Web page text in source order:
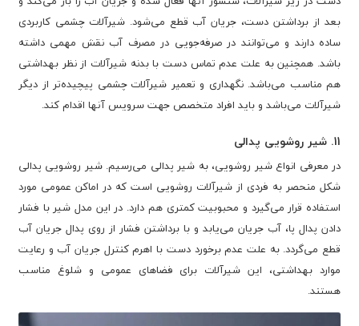
بعد از برداشتن دست، جریان آب قطع می‌شود. شیرآلات چشمی کاربردی
ساده دارند و می‌توانند در صرفه‌جویی در مصرف آب نقش مهمی داشته
باشد. همچنین به علت عدم تماس دست با بدنه شیرآلات از نظر بهداشتی
هم مناسب می‌باشد. نگهداری و تعمیر شیرآلات چشمی پیچیده‌تر از دیگر
شیرآلات می‌باشد و باید افراد متخصص جهت سرویس آنها اقدام کند.
11. شیر روشویی پدالی
در معرفی انواع شیر روشویی، به شیر پدالی می‌رسیم. شیر روشویی پدالی
شکل منحصر به فردی از شیرآلات روشویی است که در اماکن عمومی مورد
استفاده قرار می‌گیرد و محبوبیت کمتری هم دارد. در این مدل شیر با فشار
دادن پدال پا، آب جریان می‌یابد و با برداشتن فشار از روی پدال جریان آب
قطع می‌گردد. به علت عدم برخورد دست با اهرم کنترل جریان آب و رعایت
موارد بهداشتی، این شیرآلات برای فضاهای عمومی و شلوغ مناسب
هستند.